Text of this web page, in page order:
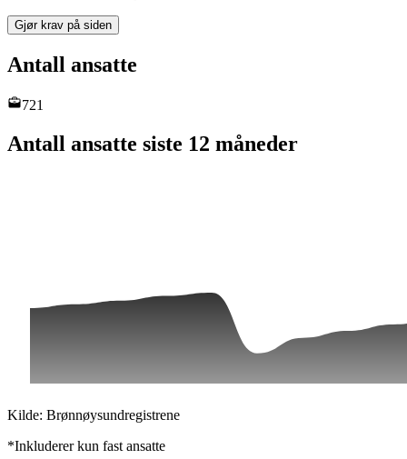
Gjør krav på siden
Antall ansatte
721
Antall ansatte siste 12 måneder
Kilde: Brønnøysundregistrene
*Inkluderer kun fast ansatte